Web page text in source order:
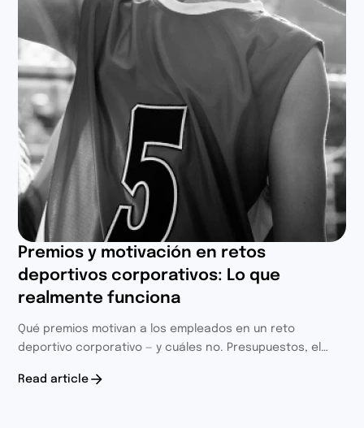
Premios y motivación en retos
deportivos corporativos: Lo que
realmente funciona
Qué premios motivan a los empleados en un reto
deportivo corporativo — y cuáles no. Presupuestos, el
motivador que no cuesta nada.
Read article